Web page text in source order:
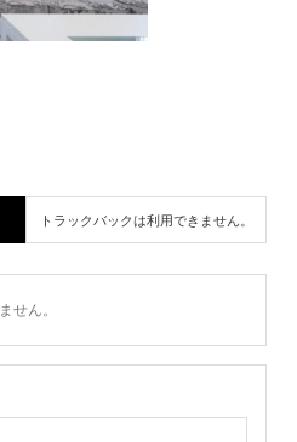
トラックバックは利用できません。
せん。